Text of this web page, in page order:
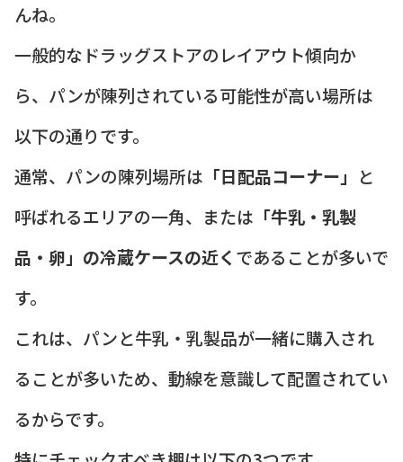
んね。
一般的なドラッグストアのレイアウト傾向か
ら、パンが陳列されている可能性が高い場所は
以下の通りです。
通常、パンの陳列場所は 「日配品コーナー」 と
呼ばれるエリアの一角、または 「牛乳・乳製
品・卵」の冷蔵ケースの近く であることが多いで
す。
これは、パンと牛乳・乳製品が一緒に購入され
ることが多いため、動線を意識して配置されてい
るからです。